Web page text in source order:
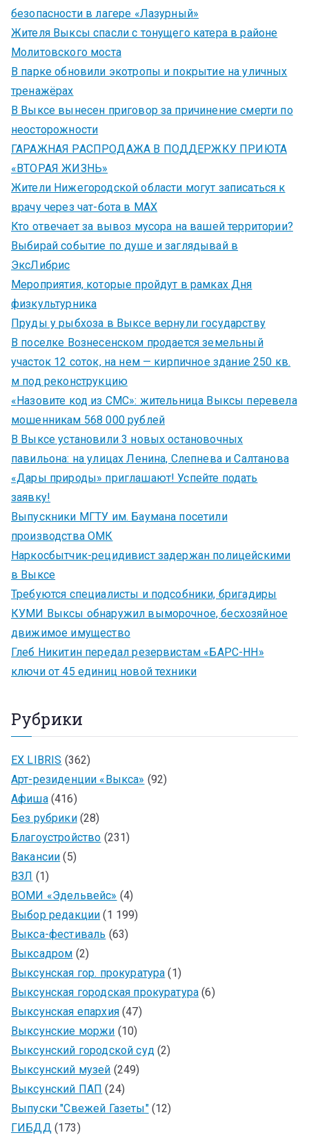
безопасности в лагере «Лазурный»
Жителя Выксы спасли с тонущего катера в районе
Молитовского моста
В парке обновили экотропы и покрытие на уличных
тренажёрах
В Выксе вынесен приговор за причинение смерти по
неосторожности
ГАРАЖНАЯ РАСПРОДАЖА В ПОДДЕРЖКУ ПРИЮТА
«ВТОРАЯ ЖИЗНЬ»
Жители Нижегородской области могут записаться к
врачу через чат-бота в MAX
Кто отвечает за вывоз мусора на вашей территории?
Выбирай событие по душе и заглядывай в
ЭксЛибрис
Мероприятия, которые пройдут в рамках Дня
физкультурника
Пруды у рыбхоза в Выксе вернули государству
В поселке Вознесенском продается земельный
участок 12 соток, на нем — кирпичное здание 250 кв.
м под реконструкцию
«Назовите код из СМС»: жительница Выксы перевела
мошенникам 568 000 рублей
В Выксе установили 3 новых остановочных
павильона: на улицах Ленина, Слепнева и Салтанова
«Дары природы» приглашают! Успейте подать
заявку!
Выпускники МГТУ им. Баумана посетили
производства ОМК
Наркосбытчик-рецидивист задержан полицейскими
в Выксе
Требуются специалисты и подсобники, бригадиры
КУМИ Выксы обнаружил выморочное, бесхозяйное
движимое имущество
Глеб Никитин передал резервистам «БАРС-НН»
ключи от 45 единиц новой техники
Рубрики
EX LIBRIS (362)
Арт-резиденции «Выкса» (92)
Афиша(416)
Без рубрики(28)
Благоустройство (231)
Вакансии (5)
ВЗЛ (1)
ВОМИ «Эдельвейс» (4)
Выбор редакции (1 199)
Выкса-фестиваль (63)
Выксадром (2)
Выксунская гор. прокуратура (1)
Выксунская городская прокуратура (6)
Выксунская епархия(47)
Выксунские моржи (10)
Выксунский городской суд (2)
Выксунский музей (249)
Выксунский ПАП (24)
Выпуски "Свежей Газеты"(12)
ГИБДД (173)